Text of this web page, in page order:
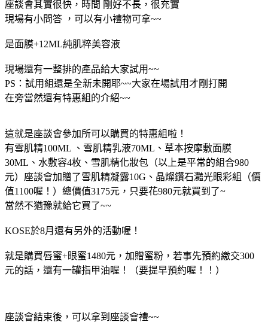
座談會其實很快，時間 剛好不長，很充實
現場有小問答 ，可以有小禮物可拿~~
是面膜+12ML純肌粹美容液
現場還有一整排的產品給大家試用~~
PS：試用組還是全新未開耶~~大家在場試用才剛打開
在旁當然還有特惠組的介紹~~
這就是座談會參加所可以購買的特惠組啦！
有雪肌精100ML 、雪肌精乳液70ML、草本按摩敷面膜
30ML、水敷容4枚、雪肌精化妝包（以上是平常的組合980
元）座談會加贈了雪肌精凝露10G、晶燦鑽石灩光眼彩組（價
值1100喔！）總價值3175元，只要花980元就買到了~
當然不猶豫就給它買了~~
KOSE於8月還有另外的活動喔！
就是購買唇蜜+眼蜜1480元，加贈蜜粉，若事先預約繳交300
元的話，還有一罐指甲油喔！（要提早預約喔！！）
座談會結束後，可以拿到座談會禮~~